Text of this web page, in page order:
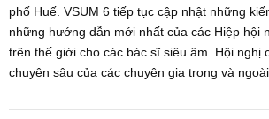
phố Huế. VSUM 6 tiếp tục cập nhật những
những hướng dẫn mới nhất của các Hiệp hội
trên thế giới cho các bác sĩ siêu âm. Hội nghị
chuyên sâu của các chuyên gia trong và